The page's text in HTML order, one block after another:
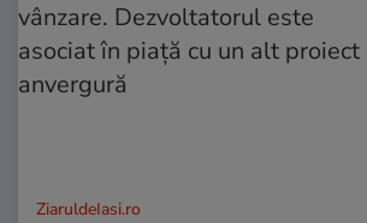
ZiaruldeIasi.ro